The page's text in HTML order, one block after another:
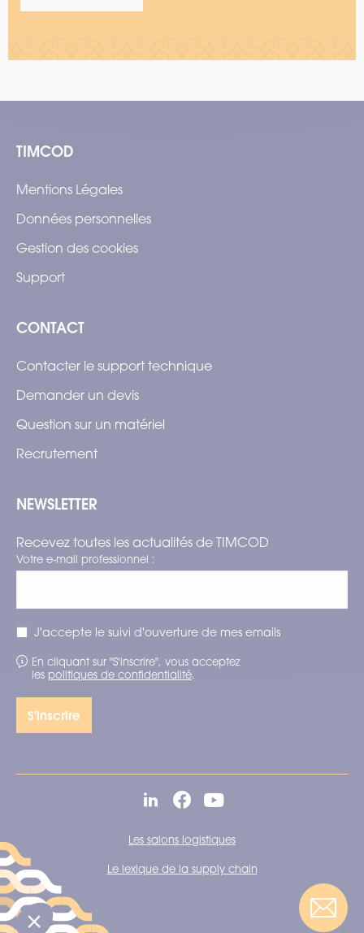
TIMCOD
Mentions Légales
Données personnelles
Gestion des cookies
Support
CONTACT
Contacter le support technique
Demander un devis
Question sur un matériel
Recrutement
NEWSLETTER
Recevez toutes les actualités de TIMCOD
Votre e-mail professionnel :
J'accepte le suivi d'ouverture de mes emails
En cliquant sur "S'inscrire", vous acceptez
les politiques de confidentialité.
Les salons logistiques
Le lexique de la supply chain